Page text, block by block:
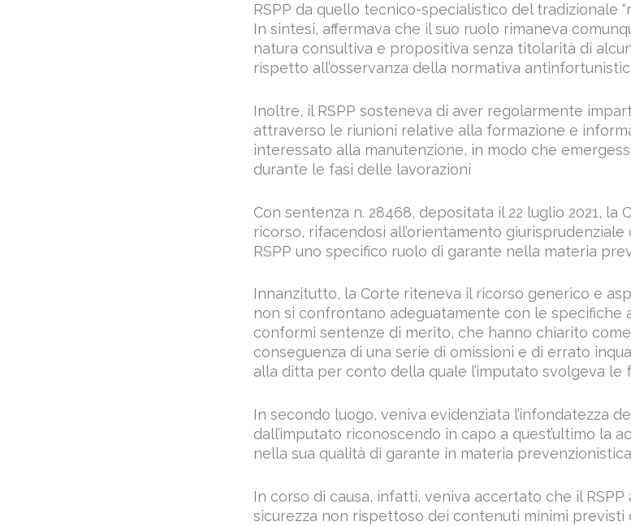
RSPP da quello tecnico-specialistico del tradizionale
In sintesi, affermava che il suo ruolo rimaneva
natura consultiva e propositiva senza titolarità di
rispetto all’osservanza della normativa
Inoltre, il RSPP sosteneva di aver regolarmente
attraverso le riunioni relative alla formazione e
interessato alla manutenzione, in modo che
durante le fasi delle lavorazioni
Con sentenza n. 28468, depositata il 22 luglio 2021, la
ricorso, rifacendosi all’orientamento
RSPP uno specifico ruolo di garante nella materia
Innanzitutto, la Corte riteneva il ricorso generico e
non si confrontano adeguatamente con le specifiche
conformi sentenze di merito, che hanno chiarito
conseguenza di una serie di omissioni e di errato
alla ditta per conto della quale l’imputato svolgeva le
In secondo luogo, veniva evidenziata l’infondatezza
dall’imputato riconoscendo in capo a quest’ultimo la
nella sua qualità di garante in materia
In corso di causa, infatti, veniva accertato che il
sicurezza non rispettoso dei contenuti minimi previsti